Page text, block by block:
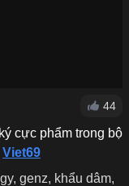
44
cực phẩm trong bộ
Viet69
, genz, khẩu dâm,